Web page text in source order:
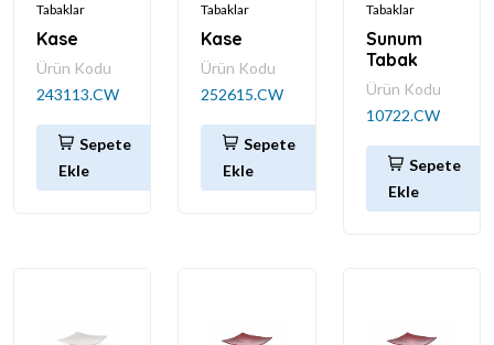
Tabaklar
Kase
Ürün Kodu
243113.CW
Sepete
Ekle
Tabaklar
Kase
Ürün Kodu
252615.CW
Sepete
Ekle
Tabaklar
Sunum
Tabak
Ürün Kodu
10722.CW
Sepete
Ekle